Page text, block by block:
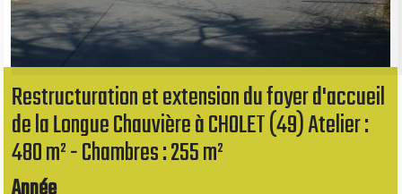
Restructuration et extension du foyer d'accueil
de la Longue Chauvière à CHOLET (49) Atelier :
480 m² - Chambres : 255 m²